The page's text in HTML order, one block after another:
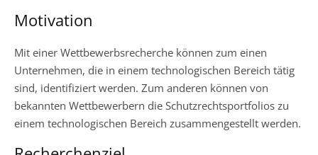
Motivation
Mit einer Wettbewerbsrecherche können zum einen
Unternehmen, die in einem technologischen Bereich tätig
sind, identifiziert werden. Zum anderen können von
bekannten Wettbewerbern die Schutzrechtsportfolios zu
einem technologischen Bereich zusammengestellt werden.